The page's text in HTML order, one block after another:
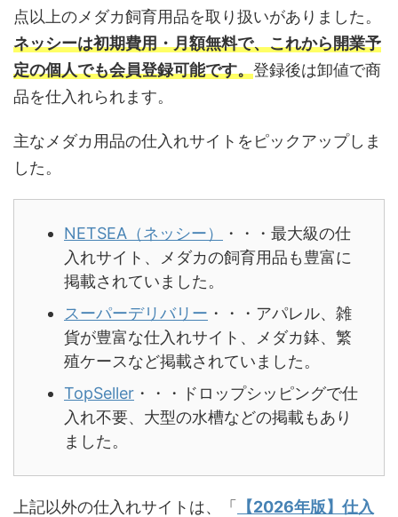
点以上のメダカ飼育用品を取り扱いがありました。
ネッシーは初期費用・月額無料で、これから開業予
定の個人でも会員登録可能です。登録後は卸値で商
品を仕入れられます。
主なメダカ用品の仕入れサイトをピックアップしま
した。
NETSEA（ネッシー）
・・・最大級の仕
入れサイト、メダカの飼育用品も豊富に
掲載されていました。
スーパーデリバリー ・・・アパレル、雑
貨が豊富な仕入れサイト、メダカ鉢、繁
殖ケースなど掲載されていました。
TopSeller ・・・ドロップシッピングで仕
入れ不要、大型の水槽などの掲載もあり
ました。
上記以外の仕入れサイトは、「 【2026年版】仕入